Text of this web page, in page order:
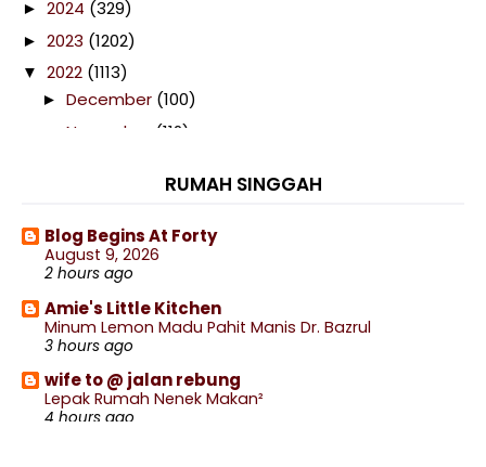
► 2024 (329)
► 2023 (1202)
▼ 2022 (1113)
► December (100)
November (112)
(103)
► August(74)
▼July (102)
Gila Asam Pedas Pulak Dah!
Telefilem Obsesi
Filem Anak Rimau The Movie
Telefilem Suci Dari Neraka
Hari Malaysia 2022
RUMAH SINGGAH
Blog Begins At Forty
August 9, 2026
2 hours ago
Amie's Little Kitchen
Minum Lemon Madu Pahit Manis Dr. Bazrul
3 hours ago
wife to @ jalan rebung
Lepak Rumah Nenek Makan²
4 hours ago